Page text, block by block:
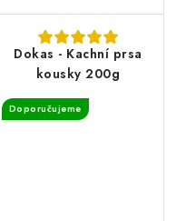
Dokas - Kachní prsa
kousky 200g
Doporučujeme